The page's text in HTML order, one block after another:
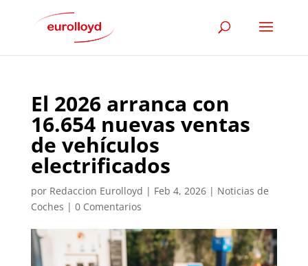
El 2026 arranca con
16.654 nuevas ventas
de vehículos
electrificados
por Redaccion Eurolloyd | Feb 4, 2026| Noticias de
Coches | 0 Comentarios